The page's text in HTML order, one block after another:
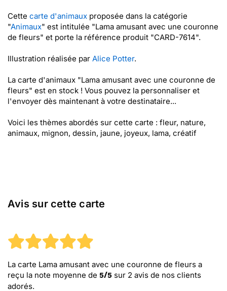
Cette carte d'animaux proposée dans la catégorie
"Animaux" est intitulée "Lama amusant avec une couronne
de fleurs" et porte la référence produit "CARD-7614".
Illustration réalisée par Alice Potter.
La carte d'animaux "Lama amusant avec une couronne de
fleurs" est en stock ! Vous pouvez la personnaliser et
l'envoyer dès maintenant à votre destinataire...
Voici les thèmes abordés sur cette carte : fleur, nature,
animaux, mignon, dessin, jaune, joyeux, lama, créatif
Avis sur cette carte
La carte Lama amusant avec une couronne de fleurs a
reçu la note moyenne de 5/5 sur 2 avis de nos clients
adorés.